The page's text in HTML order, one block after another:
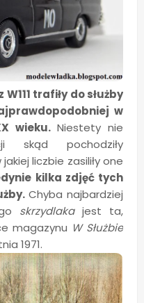
trafiły do służby
w
wieku. Niestety nie
skąd pochodziły
liczbie zasiliły one
kilka zdjęć tych
Chyba najbardziej
skrzydlakajest ta,
magazynu W Służbie
1971.